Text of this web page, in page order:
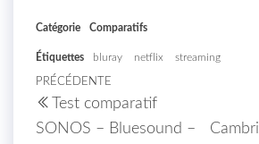
Catégorie Comparatifs
Étiquettes bluray netflix streaming
PRÉCÉDENTE
Test comparatif
SONOS – Bluesound –